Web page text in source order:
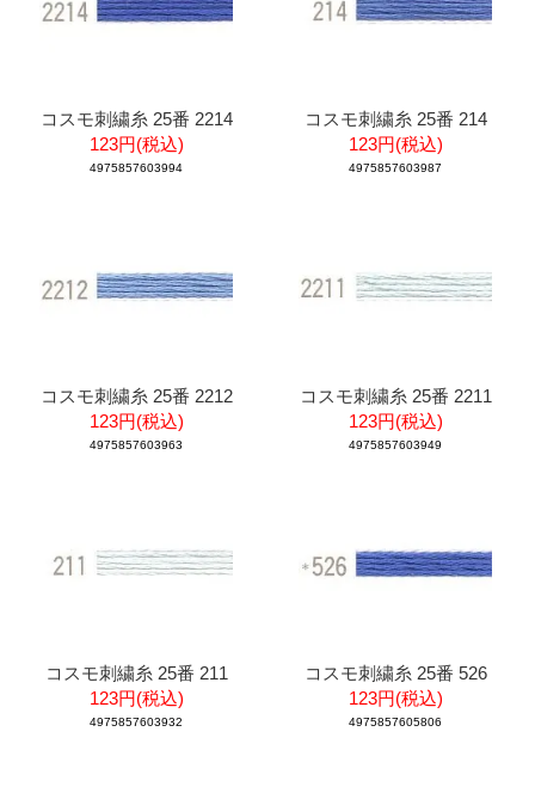
コスモ刺繍糸 25番 2214
123円(税込)
4975857603994
コスモ刺繍糸 25番 214
123円(税込)
4975857603987
コスモ刺繍糸 25番 2212
123円(税込)
4975857603963
コスモ刺繍糸 25番 2211
123円(税込)
4975857603949
コスモ刺繍糸 25番 211
123円(税込)
4975857603932
コスモ刺繍糸 25番 526
123円(税込)
4975857605806